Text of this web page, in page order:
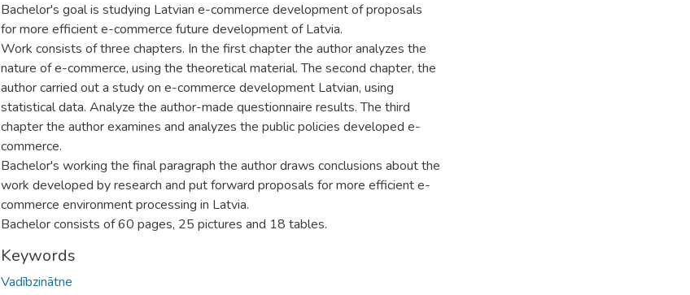
Bachelor's goal is studying Latvian e-commerce development of proposals
for more efficient e-commerce future development of Latvia.
Work consists of three chapters. In the first chapter the author analyzes the
nature of e-commerce, using the theoretical material. The second chapter, the
author carried out a study on e-commerce development Latvian, using
statistical data. Analyze the author-made questionnaire results. The third
chapter the author examines and analyzes the public policies developed e-
commerce.
Bachelor's working the final paragraph the author draws conclusions about the
work developed by research and put forward proposals for more efficient e-
commerce environment processing in Latvia.
Bachelor consists of 60 pages, 25 pictures and 18 tables.
Keywords
Vadībzinātne